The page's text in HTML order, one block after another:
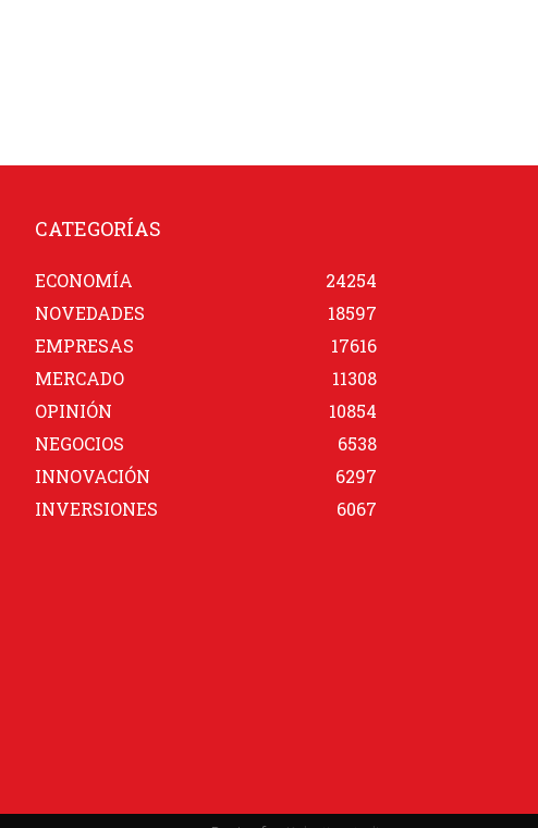
CATEGORÍAS
ECONOMÍA
24254
NOVEDADES
18597
EMPRESAS
17616
MERCADO
11308
OPINIÓN
10854
NEGOCIOS
6538
INNOVACIÓN
6297
INVERSIONES
6067